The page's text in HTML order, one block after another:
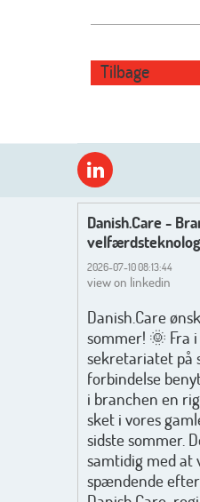
Tilbage
Danish.Care -
2026-07-10 08:13:44
view on linkedin
Danish.Care
sommer! 🌞 Fra
sekretariatet på
forbindelse
i branchen en
sket i vores
sidste sommer.
samtidig med at
spændende